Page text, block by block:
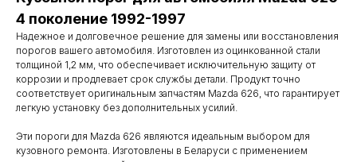
4 поколение 1992-1997
Надежное и долговечное решение для замены или восстановления
порогов вашего автомобиля. Изготовлен из оцинкованной стали
толщиной 1,2 мм, что обеспечивает исключительную защиту от
коррозии и продлевает срок службы детали. Продукт точно
соответствует оригинальным запчастям Mazda 626, что гарантирует
легкую установку без дополнительных усилий.
Эти пороги для Mazda 626 являются идеальным выбором для
кузовного ремонта. Изготовлены в Беларуси с применением